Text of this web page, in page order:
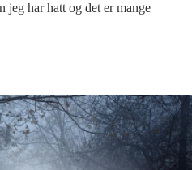
jeg har hatt og det er mange